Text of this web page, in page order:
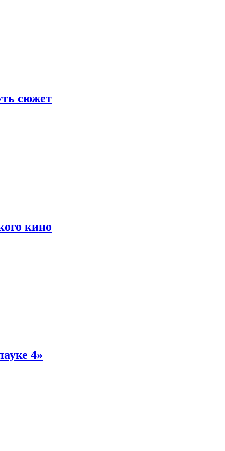
сюжет
кино
4»